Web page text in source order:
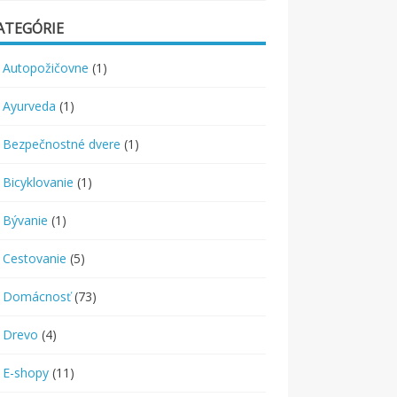
Autopožičovne (1)
Ayurveda (1)
Bezpečnostné dvere (1)
Bicyklovanie (1)
Bývanie (1)
Cestovanie (5)
Domácnosť(73)
Drevo (4)
E-shopy (11)